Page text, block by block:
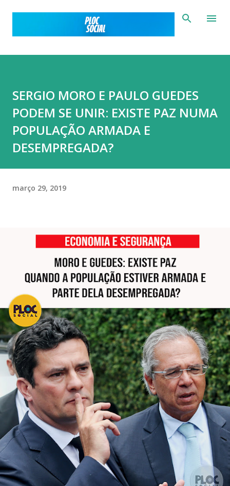
Pular para o conteúdo principal
SERGIO MORO E PAULO GUEDES
PODEM SE UNIR: EXISTE PAZ NUMA
POPULAÇÃO ARMADA E
DESEMPREGADA?
março 29, 2019